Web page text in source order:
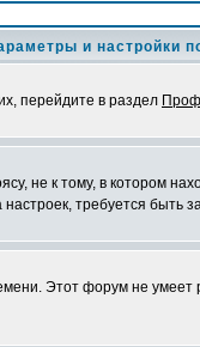
и настройки
перейдите в раздел
не к тому, в котором
требуется быть
Этот форум не